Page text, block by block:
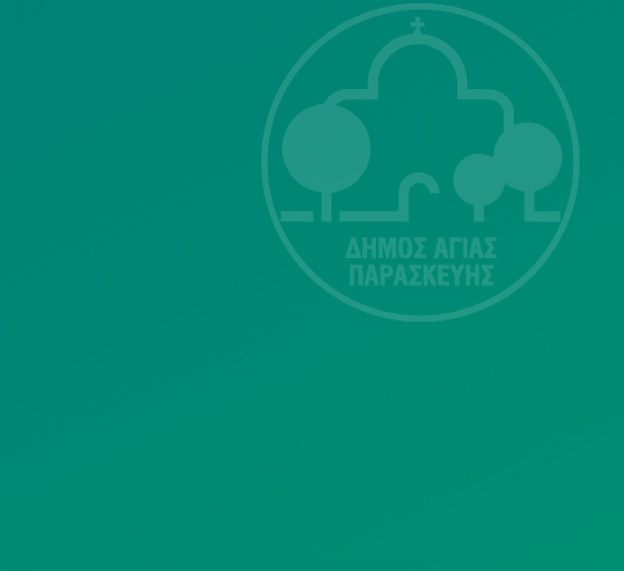
415-417
Τ.Κ.15343
Αγία Παρασκευή
213 2004500